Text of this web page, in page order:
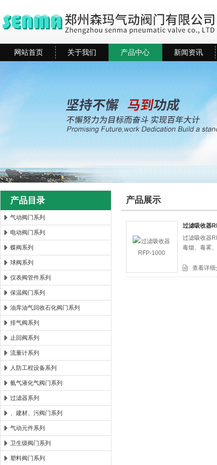
郑州森玛自控阀门有限公司
网站首页 关于我们 产品中心 新闻资讯
产品目录
气动阀门系列
电动阀门系列
蝶阀系列
球阀系列
仪表阀管件系列
保温阀门系列
油库油气回收石化阀门系列
排气阀系列
止回阀系列
流量计系列
人防工程设备系列
氨气液化气阀门系列
过滤器系列
、建材、污阀门系列
气动元件系列
卫生级阀门系列
塑料阀门系列
产品展示
过滤吸收器
过滤吸收器
毒烟、毒雾
查看详细